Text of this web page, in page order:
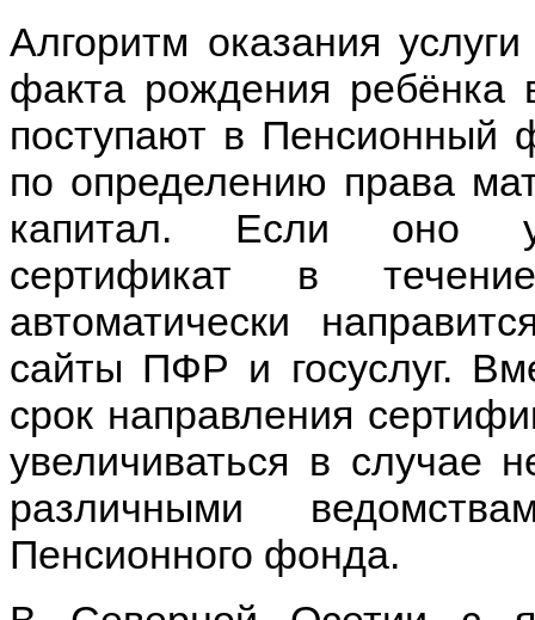
Алгоритм оказания
факта рождения ребёнка
поступают в Пенсионный
по определению права
капитал. Если оно
сертификат в
автоматически
сайты ПФР и госуслуг.
срок направления
увеличиваться в случае
различными
Пенсионного фонда.